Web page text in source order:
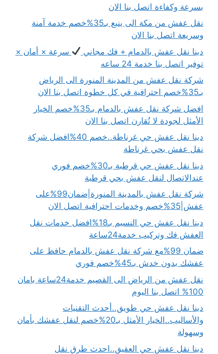
بسرعة وكفاءة اتصل بنا الان
نقل عفش من مكة الى ينبع بـ35%خصم خدمة آمنة
وسريعة اتصل بنا الان
دينا نقل عفش بالدمام + فك مجاني
سرعة × أمان ×
توفير اتصل بنا خدمة 24 ساعه
شركة نقل عفش من المدينة المنورة الى الرياض
بـ35%خصم احترافية في كل خطوة اتصل بنا الان
افضل شركة نقل عفش بالدمام بـ35%خصم الخيار
الأمثل لجودة لا تُقارن اتصل بنا الان
دينا نقل عفش حي غرناطة..خصم 40%افضل شركة
نقل عفش بحي غرناطة
دينا نقل عفش حي قرطبة بـ30%خصم فوري
عندالاتصال لنقل عفش بحي قرطبة
شركة نقل عفش بالمدينة المنورة|ضمان99%على
عفش|35%خصم وخدمات احترافية اتصل الان
دينا نقل عفش حي النسيم بـ18%افضل خدمات نقل
العفش فك وتركيب خدمة24ساعة
ضمان 99%مع شركة نقل عفش بالدمام حافظ على
عفشك بدون خدش بـ45%خصم فوري
نقل عفش من الرياض الى القصيم خدمة24ساعة بامان
100% اتصل بنا اليوم
دينا نقل عفش حي طويق..أحدث التقنيات
والأساليب..الخيار الأمثل بـ20%خصم لنقل عفشك بأمان
وسهولة
دينا نقل عفش حي العقيق..احدث طرق نقل